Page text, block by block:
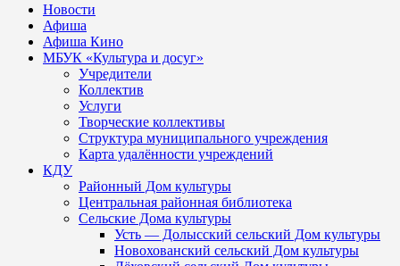
Новости
Афиша
Афиша Кино
МБУК «Культура и досуг»
Учредители
Коллектив
Услуги
Творческие коллективы
Структура муниципального учреждения
Карта удалённости учреждений
КДУ
Районный Дом культуры
Центральная районная библиотека
Сельские Дома культуры
Усть — Долысский сельский Дом культуры
Новохованский сельский Дом культуры